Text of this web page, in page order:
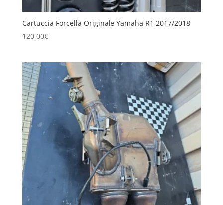
Cartuccia Forcella Originale Yamaha R1 2017/2018
120,00€